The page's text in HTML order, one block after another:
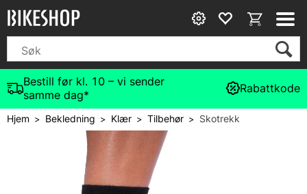
Bestill før kl. 10 – vi sender
samme dag*
Rabattkode
Hjem> Bekledning > Klær>Tilbehør> Skotrekk